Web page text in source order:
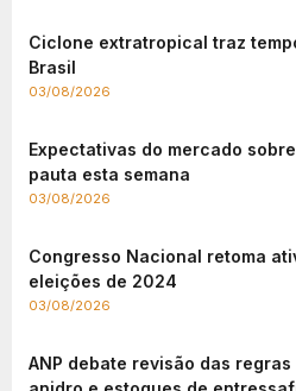
Ciclone extratropical traz
Brasil
03/08/2026
Expectativas do mercado
pauta esta semana
03/08/2026
Congresso Nacional retoma
eleições de 2024
03/08/2026
ANP debate revisão das